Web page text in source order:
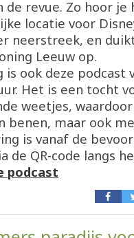
de revue. Zo hoor
locatie voor
neerstreek, en
Leeuw op.
ook deze podcast
Het is een tocht
weetjes,
benen, maar ook
is vanaf de
de QR-code langs
podcast